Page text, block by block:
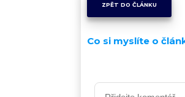
ZPĚT DO ČLÁNKU
Co si myslíte o